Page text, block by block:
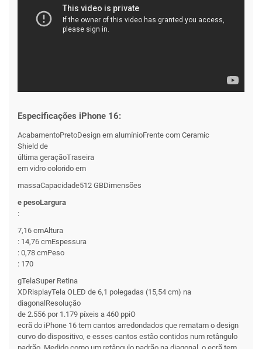
Especificações iPhone 16:
AcabamentoPretoDesign em alumínioFrente com Ceramic
Shield de
última geraçãoTraseira
em vidro colorido em
massaCapacidade512 GBDimensões
e pesoLargura
:
7,16 cmAltura
: 14,76 cmEspessura
: 0,78 cmPeso
: 170
gTelaSuper Retina
XDRisplayTela OLED de 6,1 polegadas (15,54 cm) na
diagonalResolução
de 2.556 por 1.179 píxeis a 460 ppiO
ecrã do iPhone 16 tem cantos arredondados que rematam o design
curvo do dispositivo, e esses cantos estão contidos num retângulo